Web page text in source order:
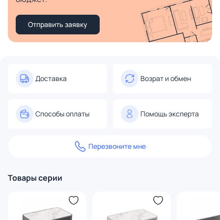
Отправить заявку
Доставка Возрат и обмен
Способы оплаты Помощь эксперта
Перезвоните мне
Товары серии